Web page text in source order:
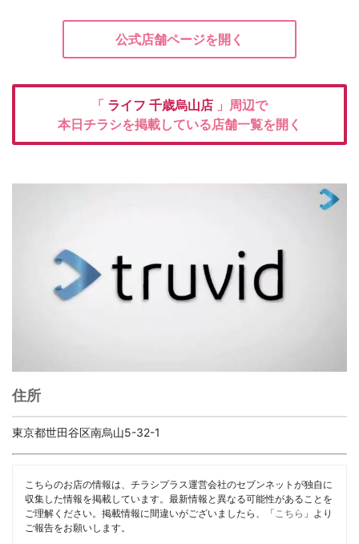
公式店舗ページを開く
「 ライフ 千歳烏山店 」周辺で
本日チラシを掲載している店舗一覧を開く
住所
東京都世田谷区南烏山5-32-1
こちらのお店の情報は、チラシプラス運営会社のセブンネットが独自に
収集した情報を掲載しています。最新情報と異なる可能性があることを
ご理解ください。掲載情報に間違いがございましたら、「 こちら 」より
ご報告をお願いします。